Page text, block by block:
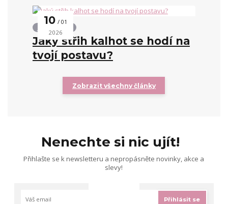
10 01
2026
Jaký střih kalhot se hodí na
tvojí postavu?
Zobrazit všechny články
Nenechte si nic ujít!
Přihlašte se k newsletteru a nepropásněte novinky, akce a
slevy!
Přihlásit se